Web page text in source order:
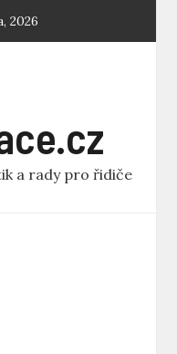
2026
a rady pro řidiče